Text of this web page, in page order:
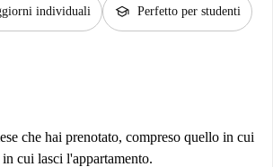
individuali school Perfetto per studenti
che hai prenotato, compreso quello in cui
cui lasci l'appartamento.